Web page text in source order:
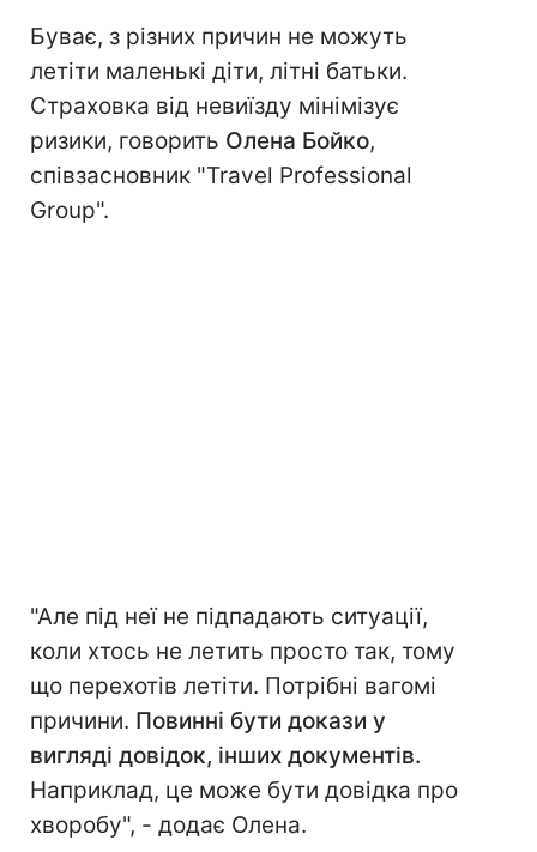
Буває, з різних причин не можуть
летіти маленькі діти, літні батьки.
Страховка від невиїзду мінімізує
ризики, говорить Олена Бойко,
співзасновник "Travel Professional
Group".
"Але під неї не підпадають ситуації,
коли хтось не летить просто так, тому
що перехотів летіти. Потрібні вагомі
причини. Повинні бути докази у
вигляді довідок, інших документів.
Наприклад, це може бути довідка про
хворобу", - додає Олена.